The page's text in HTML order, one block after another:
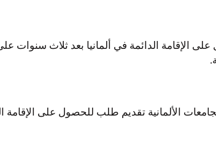
الدائمة في ألمانيا بعد ثلاث سنوات
الألمانية تقديم طلب للحصول على الإقامة